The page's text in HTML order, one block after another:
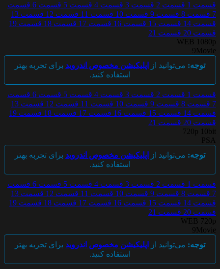
قسمت 1 قسمت 2 قسمت 3 قسمت 4 قسمت 5 قسمت 6
قسمت
7 قسمت 8 قسمت 9 قسمت 10 قسمت 11 قسمت 12
قسمت 13
قسمت 14
قسمت 15 قسمت 16 قسمت 17 قسمت 18
قسمت 19
قسمت 20
قسمت 21
WEB 1080p
9Movie
توجه: می‌توانید از اپلیکیشن مخصوص اندروید برای تجربه بهتر
استفاده کنید.
قسمت 1 قسمت 2 قسمت 3 قسمت 4 قسمت 5 قسمت 6
قسمت
7 قسمت 8 قسمت 9 قسمت 10 قسمت 11 قسمت 12
قسمت 13
قسمت 14
قسمت 15 قسمت 16 قسمت 17 قسمت 18
قسمت 19
قسمت 20
قسمت 21
720p 10bit
PSA
توجه: می‌توانید از اپلیکیشن مخصوص اندروید برای تجربه بهتر
استفاده کنید.
قسمت 1 قسمت 2 قسمت 3 قسمت 4 قسمت 5 قسمت 6
قسمت
7 قسمت 8 قسمت 9 قسمت 10 قسمت 11 قسمت 12
قسمت 13
قسمت 14
قسمت 15 قسمت 16 قسمت 17 قسمت 18
قسمت 19
قسمت 20
قسمت 21
WEB 720p
9Movie
توجه: می‌توانید از اپلیکیشن مخصوص اندروید برای تجربه بهتر
استفاده کنید.